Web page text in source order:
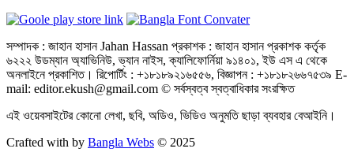
সম্পাদক : জাহান হাসান Jahan Hassan প্রকাশক : জাহান হাসান প্রকাশক কর্তৃক
৬২২২ উডম্যান অ্যাভিনিউ, ভ্যান নাইস, ক্যালিফোর্নিয়া ৯১৪০১, ইউ এস এ থেকে
অনলাইনে প্রকাশিত। রিপোর্টিং : +১৮১৮৯২১৬৫৫৬, বিজ্ঞাপন : +১৮১৮২৬৬৭৫৩৯ E-
mail: editor.ekush@gmail.com © সর্বস্বত্ব স্বত্বাধিকার সংরক্ষিত
এই ওয়েবসাইটের কোনো লেখা, ছবি, অডিও, ভিডিও অনুমতি ছাড়া ব্যবহার বেআইনি।
Crafted with by Bangla Webs © 2025